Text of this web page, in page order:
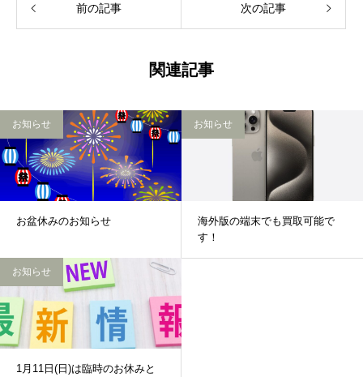
前の記事 次の記事
関連記事
お知らせ
お盆休みのお知らせ
お知らせ
海外版の端末でも買取可能で
す！
お知らせ
1月11日(日)は臨時のお休みと